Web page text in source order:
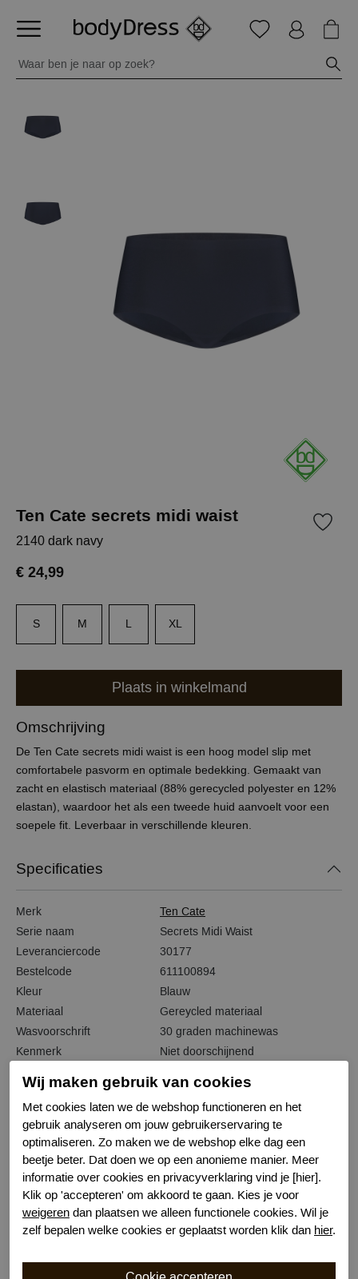
Ten Cate secrets midi waist
2140 dark navy
€ 24,99
S M L XL
Plaats in winkelmand
Omschrijving
De Ten Cate secrets midi waist is een hoog model slip met
comfortabele pasvorm en optimale bedekking. Gemaakt van
zacht en elastisch materiaal (88% gerecycled polyester en 12%
elastan), waardoor het als een tweede huid aanvoelt voor een
soepele fit. Leverbaar in verschillende kleuren.
Specificaties
Merk
Ten Cate
Serie naam
Secrets Midi Waist
Leveranciercode
30177
Bestelcode
611100894
Kleur
Blauw
Materiaal
Gereycled materiaal
Wasvoorschrift
30 graden machinewas
Kenmerk
Niet doorschijnend
Kenmerk
Hoogte heupen
Kenmerk
Katoenen kruisje
Kenmerk
Bewuste Keuze!
Gerelateerde producten
Wij maken gebruik van cookies
Met cookies laten we de webshop functioneren en het
gebruik analyseren om jouw gebruikerservaring te
optimaliseren. Zo maken we de webshop elke dag een
beetje beter. Dat doen we op een anonieme manier. Meer
informatie over cookies en privacyverklaring vind je [hier].
Klik op 'accepteren' om akkoord te gaan. Kies je voor
weigeren dan plaatsen we alleen functionele cookies. Wil je
zelf bepalen welke cookies er geplaatst worden klik dan hier.